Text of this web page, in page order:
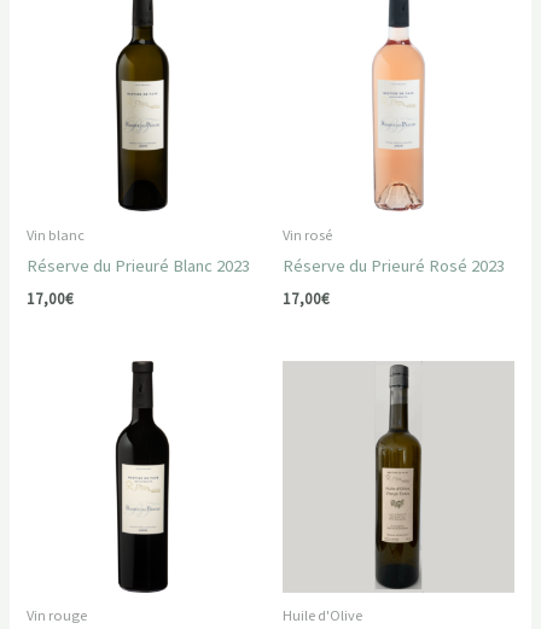
Vin blanc
Réserve du Prieuré Blanc 2023
17,00€
Vin rosé
Réserve du Prieuré Rosé 2023
17,00€
Vin rouge Huile d'Olive